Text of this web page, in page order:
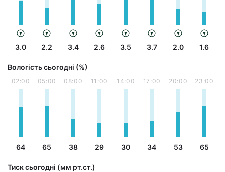
3.0 2.2 3.4 2.6 3.5 3.7 2.0 1.6
Вологість сьогодні (%)
02:00
64
05:00
65
08:00
38
11:00
29
14:00
30
17:00
34
20:00
53
23:00
65
Тиск сьогодні (мм рт.ст.)